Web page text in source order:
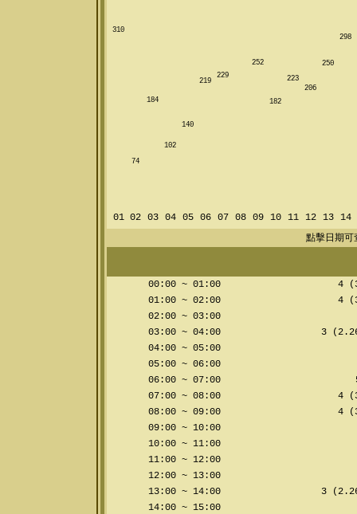
310
74
184
102
140
219
229
252
182
223
206
250
298
01 02 03 04 05 06 07 08 09 10 11 12 13
14
點擊日期
00:00 ~ 01:00
4
01:00 ~ 02:00
4
02:00 ~ 03:00
03:00 ~ 04:00
3
04:00 ~ 05:00
05:00 ~ 06:00
06:00 ~ 07:00
07:00 ~ 08:00
4
08:00 ~ 09:00
4
09:00 ~ 10:00
10:00 ~ 11:00
11:00 ~ 12:00
12:00 ~ 13:00
13:00 ~ 14:00
3
14:00 ~ 15:00